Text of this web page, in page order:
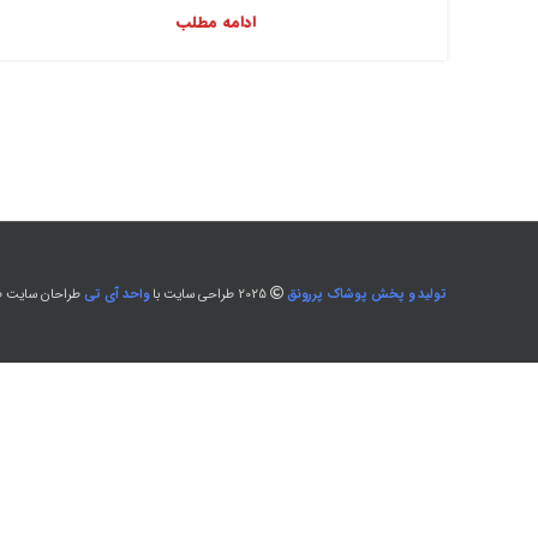
ادامه مطلب
تولید و پخش پوشاک پررونق واحد آی تیطراحان سایت